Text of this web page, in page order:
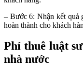
– Bước 6: Nhận kết quả
hoàn thành cho khách
Phí thuê luật
nhà nước